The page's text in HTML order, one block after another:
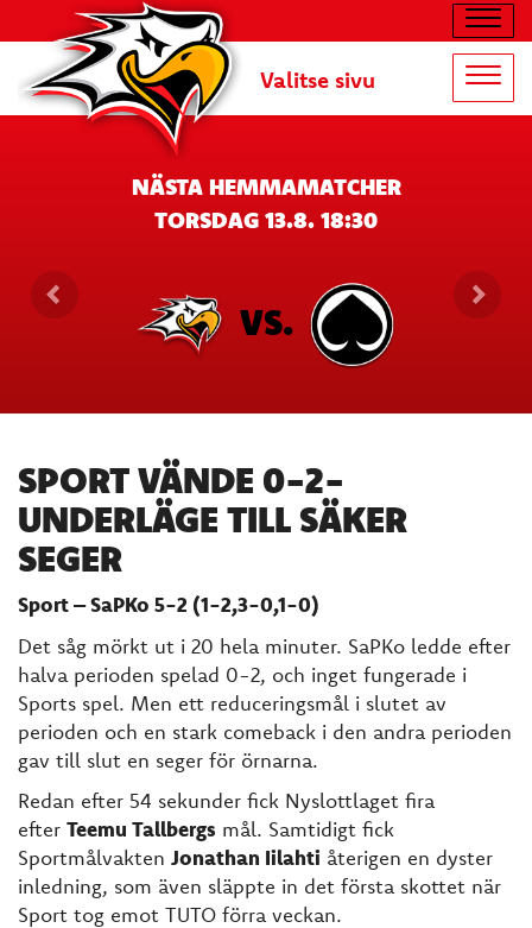
Valitse sivu
NÄSTA HEMMAMATCHER
TORSDAG 13.8. 18:30
VS.
SPORT VÄNDE 0-2-
UNDERLÄGE TILL SÄKER
SEGER
Sport – SaPKo 5-2 (1-2,3-0,1-0)
Det såg mörkt ut i 20 hela minuter. SaPKo ledde efter
halva perioden spelad 0-2, och inget fungerade i
Sports spel. Men ett reduceringsmål i slutet av
perioden och en stark comeback i den andra perioden
gav till slut en seger för örnarna.
Redan efter 54 sekunder fick Nyslottlaget fira
efter Teemu Tallbergs mål. Samtidigt fick
Sportmålvakten Jonathan Iilahti återigen en dyster
inledning, som även släppte in det första skottet när
Sport tog emot TUTO förra veckan.